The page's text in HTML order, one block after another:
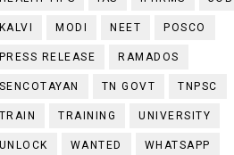
MODI NEET POSCO
RELEASE RAMADOS
TN GOVT TNPSC
TRAINING UNIVERSITY
WANTED WHATSAPP